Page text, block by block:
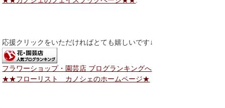
応援クリックをいただければとても嬉しいです↓
フラワーショップ・園芸店 ブログランキングへ
★★フローリスト カノシェのホームページ★